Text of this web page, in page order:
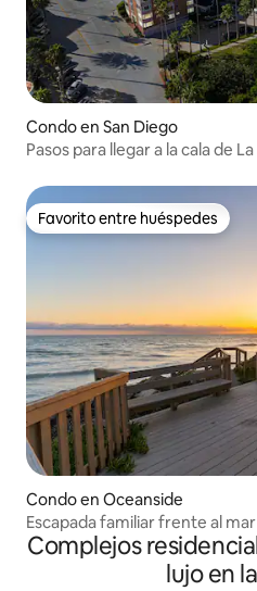
Condo en San Diego
Pasos para llegar a la cala de
Favorito entre huéspedes
Favorito entre huéspedes
Condo en Oceanside
Escapada familiar frente al
libre
Complejos
lujo en